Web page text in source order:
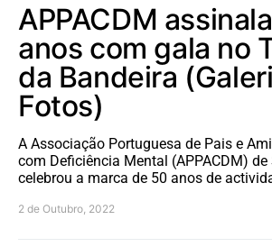
APPACDM
anos com gala no
da Bandeira
Fotos)
A Associação Portuguesa de Pais e
com Deficiência Mental (APPACDM) de
celebrou a marca de 50 anos de
2 de Outubro, 2022